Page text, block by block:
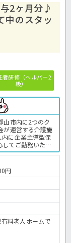
2ヶ月分♪
のスタッ
者研修（ヘルパー2
級）
山市内に2つのク
が運営する介護施
に企業主導型保
てご勤務いただ
、理解ある働きや
扶養手当や退職
っていますよ。
正職員 有料老人
円
料老人ホームで